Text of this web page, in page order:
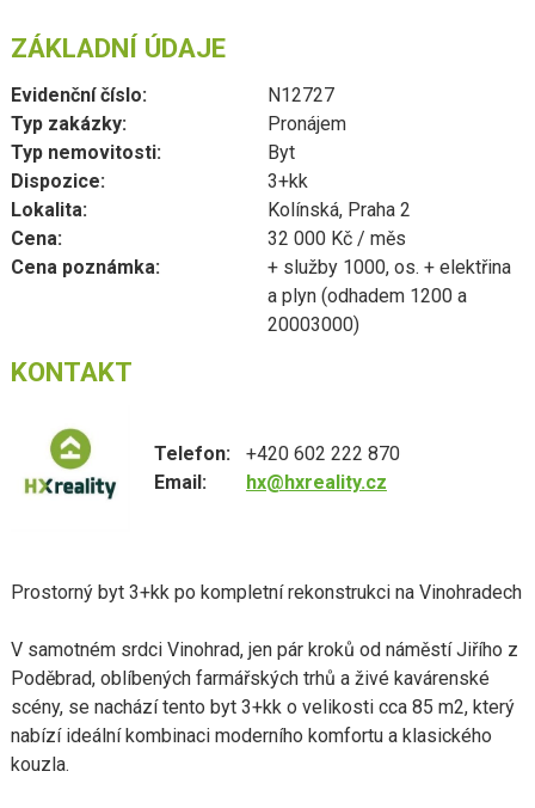
ZÁKLADNÍ ÚDAJE
Evidenční číslo:
N12727
Typ zakázky:
Pronájem
Typ nemovitosti:
Byt
Dispozice:
3+kk
Lokalita:
Kolínská, Praha 2
Cena:
32 000 Kč / měs
Cena poznámka:
+ služby 1000, os. + elektřina
a plyn (odhadem 1200 a
20003000)
KONTAKT
Telefon:
+420 602 222 870
Email:
hx@hxreality.cz
Prostorný byt 3+kk po kompletní rekonstrukci na Vinohradech
V samotném srdci Vinohrad, jen pár kroků od náměstí Jiřího z
Poděbrad, oblíbených farmářských trhů a živé kavárenské
scény, se nachází tento byt 3+kk o velikosti cca 85 m2, který
nabízí ideální kombinaci moderního komfortu a klasického
kouzla.